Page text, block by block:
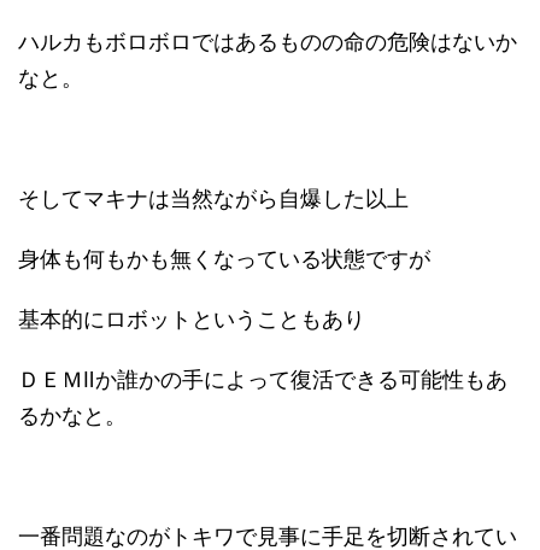
ハルカもボロボロではあるものの命の危険はないか
なと。
そしてマキナは当然ながら自爆した以上
身体も何もかも無くなっている状態ですが
基本的にロボットということもあり
ＤＥＭⅡか誰かの手によって復活できる可能性もあ
るかなと。
一番問題なのがトキワで見事に手足を切断されてい